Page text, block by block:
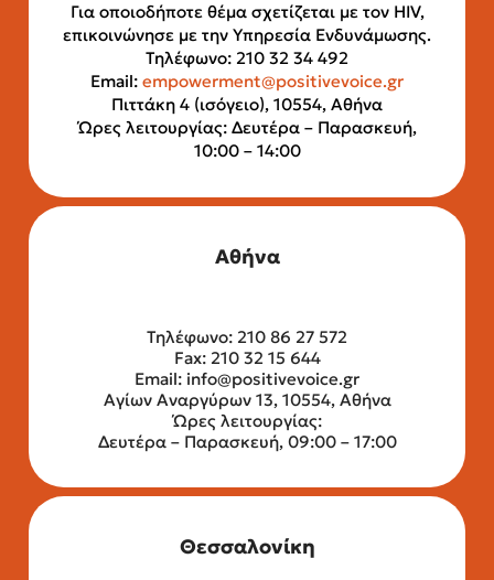
Για οποιοδήποτε θέμα σχετίζεται με τον HIV,
επικοινώνησε με την Υπηρεσία Ενδυνάμωσης.
Τηλέφωνο: 210 32 34 492
Email: empowerment@positivevoice.gr
Πιττάκη 4 (ισόγειο), 10554, Αθήνα
Ώρες λειτουργίας: Δευτέρα – Παρασκευή,
10:00 – 14:00
Αθήνα
Τηλέφωνο: 210 86 27 572
Fax: 210 32 15 644
Email: info@positivevoice.gr
Αγίων Αναργύρων 13, 10554, Αθήνα
Ώρες λειτουργίας:
Δευτέρα – Παρασκευή, 09:00 – 17:00
Θεσσαλονίκη